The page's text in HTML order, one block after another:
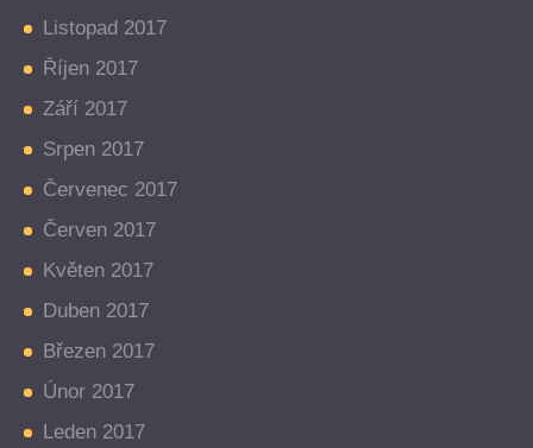
Listopad 2017
Říjen 2017
Září 2017
Srpen 2017
Červenec 2017
Červen 2017
Květen 2017
Duben 2017
Březen 2017
Únor 2017
Leden 2017